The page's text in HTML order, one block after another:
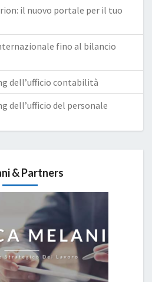
il nuovo portale per il tuo
fino al bilancio
dell’ufficio contabilità
dell’ufficio del personale
& Partners